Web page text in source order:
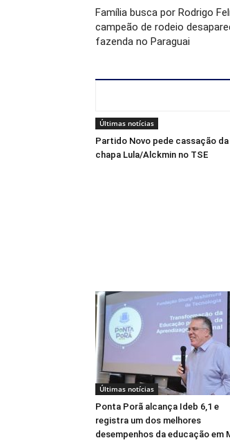
Família busca por Rodrigo
campeão de rodeio
fazenda no Paraguai
Últimas notícias
Partido Novo pede cassação da
chapa Lula/Alckmin no TSE
Últimas notícias
Ponta Porã alcança Ideb 6,1 e
registra um dos melhores
desempenhos da educação em